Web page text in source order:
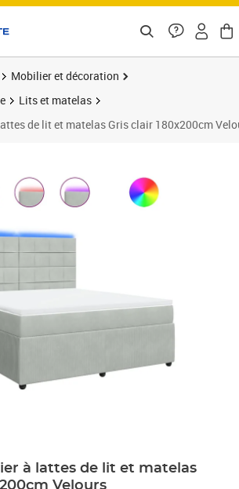
Mobilier et décoration
Lits et matelas
de lit et matelas Gris clair 180x200cm
à lattes de lit et matelas
Velours